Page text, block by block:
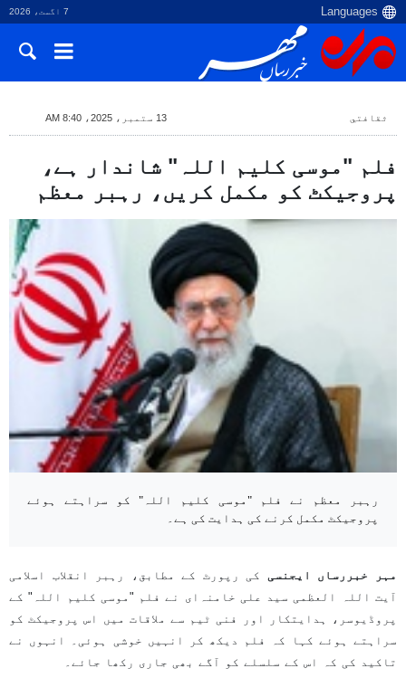
7 اگست، 2026
ثقافتي 13 ستمبر، 2025، 8:40 AM
فلم "موسی کلیم اللہ" شاندار ہے،
پروجیکٹ کو مکمل کریں، رہبر معظم
رہبر معظم نے فلم "موسی کلیم اللہ" کو سراہتے ہوئے
پروجیکٹ مکمل کرنے کی ہدایت کی ہے۔
مہر خبررساں ایجنسی
کی رپورٹ کے مطابق، رہبر انقلاب اسلامی
آیت اللہ العظمی سید علی خامنہ‌ای نے فلم "موسی کلیم اللہ" کے
پروڈیوسر، ہدایتکار اور فنی ٹیم سے ملاقات میں اس پروجیکٹ کو
سراہتے ہوئے کہا کہ فلم دیکھ کر انہیں خوشی ہوئی۔ انہوں نے
تاکید کی کہ اس کے سلسلے کو آگے بھی جاری رکھا جائے۔